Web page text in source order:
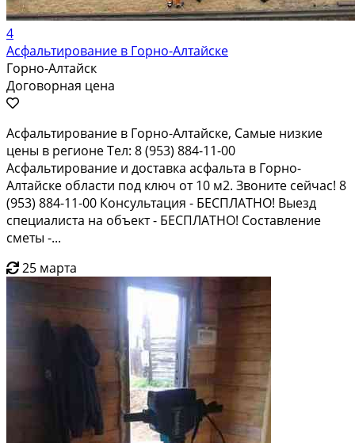
4
Асфальтирование в Горно-Алтайске
Горно-Алтайск
Договорная цена
Асфальтирование в Горно-Алтайске, Самые низкие
цены в регионе Тел: 8 (953) 884-11-00
Асфальтирование и доставка асфальта в Горно-
Алтайске области под ключ от 10 м2. Звоните сейчас! 8
(953) 884-11-00 Консультация - БЕСПЛАТНО! Выезд
специалиста на объект - БЕСПЛАТНО! Составление
сметы -...
25 марта